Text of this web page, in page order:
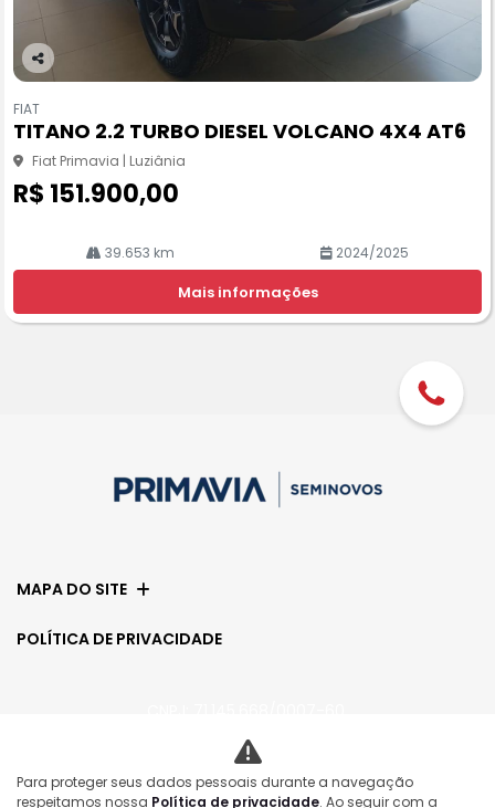
Co
pa
rtil
he
FIAT
TITANO 2.2 TURBO DIESEL VOLCANO 4X4 AT6
Fiat Primavia | Luziânia
R$ 151.900,00
39.653 km 2024/2025
Mais informações
MAPA DO SITE
POLÍTICA DE PRIVACIDADE
No trânsito, enxergar o outro salva vidas.
Para proteger seus dados pessoais durante a navegação
respeitamos nossa Política de privacidade. Ao seguir com a